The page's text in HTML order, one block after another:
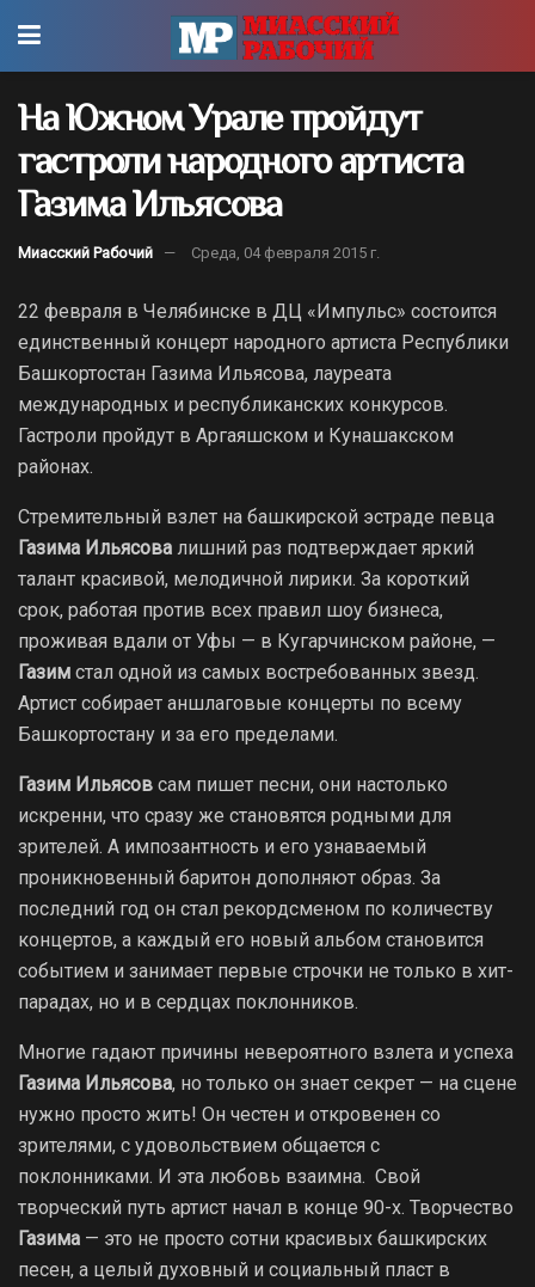
На Южном Урале пройдут
гастроли народного артиста
Газима Ильясова
Миасский Рабочий Среда, 04 февраля 2015 г.
22 февраля в Челябинске в ДЦ «Импульс» состоится
единственный концерт народного артиста Республики
Башкортостан Газима Ильясова, лауреата
международных и республиканских конкурсов.
Гастроли пройдут в Аргаяшском и Кунашакском
районах.
Стремительный взлет на башкирской эстраде певца
Газима Ильясова лишний раз подтверждает яркий
талант красивой, мелодичной лирики. За короткий
срок, работая против всех правил шоу бизнеса,
проживая вдали от Уфы — в Кугарчинском районе, —
Газим стал одной из самых востребованных звезд.
Артист собирает аншлаговые концерты по всему
Башкортостану и за его пределами.
Газим Ильясов сам пишет песни, они настолько
искренни, что сразу же становятся родными для
зрителей. А импозантность и его узнаваемый
проникновенный баритон дополняют образ. За
последний год он стал рекордсменом по количеству
концертов, а каждый его новый альбом становится
событием и занимает первые строчки не только в хит-
парадах, но и в сердцах поклонников.
Многие гадают причины невероятного взлета и успеха
Газима Ильясова, но только он знает секрет — на сцене
нужно просто жить! Он честен и откровенен со
зрителями, с удовольствием общается с
поклонниками. И эта любовь взаимна. Свой
творческий путь артист начал в конце 90-х. Творчество
Газима — это не просто сотни красивых башкирских
песен, а целый духовный и социальный пласт в